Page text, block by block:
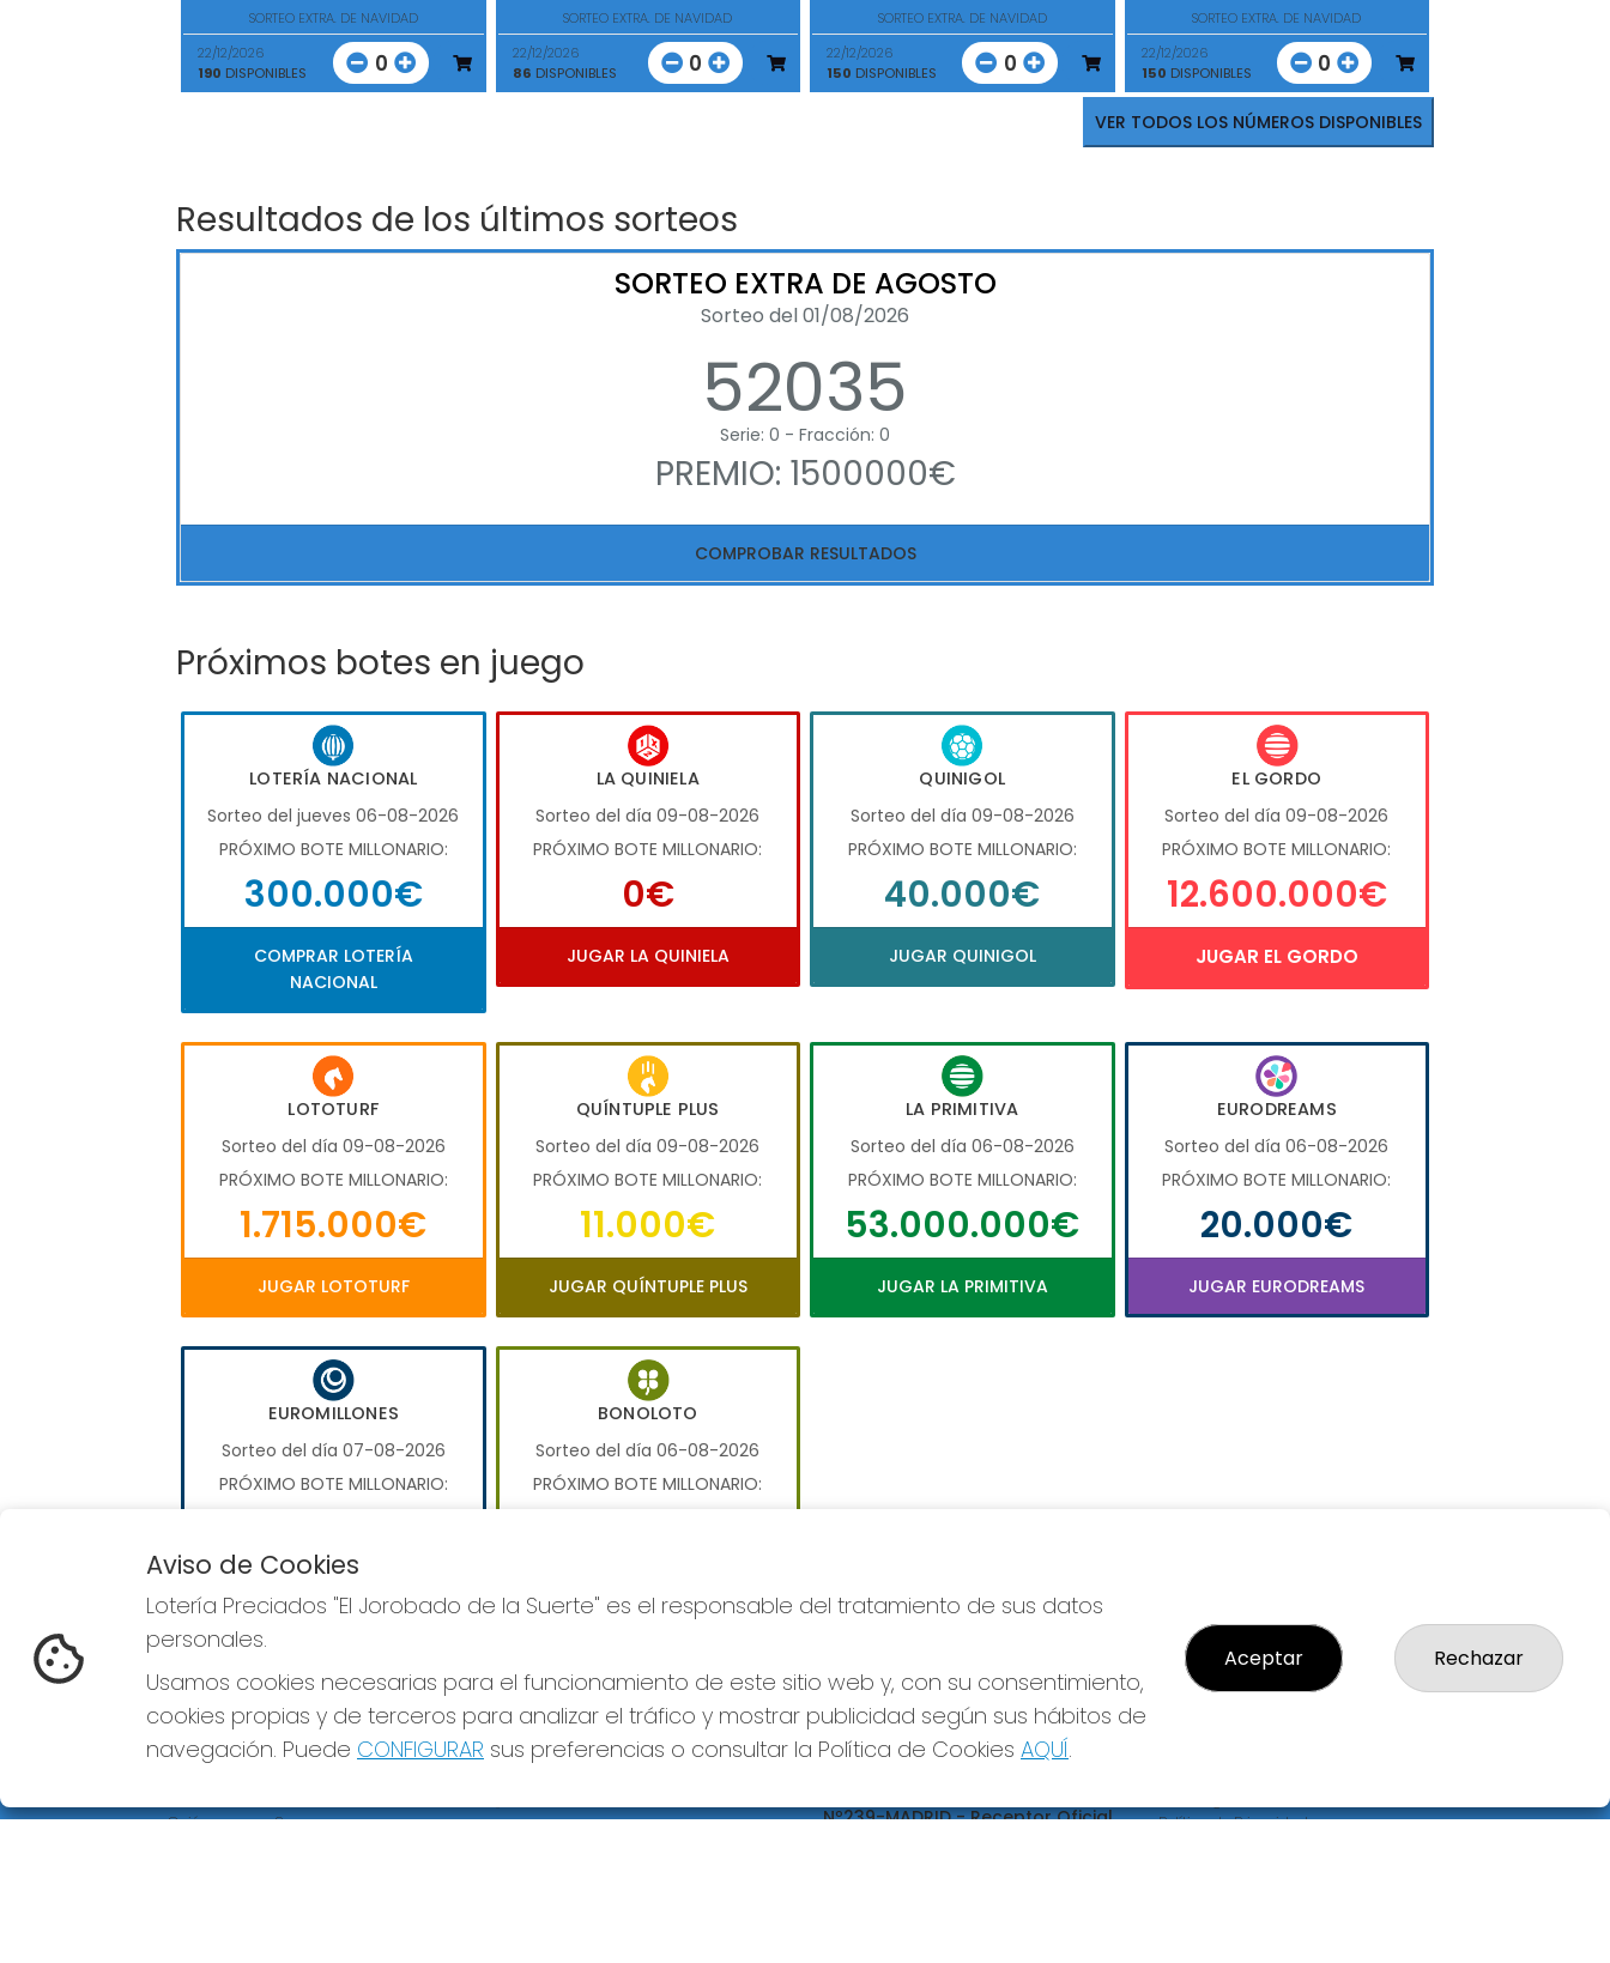
SORTEO EXTRA. DE NAVIDAD
22/12/2026
190 DISPONIBLES 0
SORTEO EXTRA. DE NAVIDAD
22/12/2026
86 DISPONIBLES 0
SORTEO EXTRA. DE NAVIDAD
22/12/2026
150 DISPONIBLES 0
SORTEO EXTRA. DE NAVIDAD
22/12/2026
150 DISPONIBLES 0
VER TODOS LOS NÚMEROS DISPONIBLES
Resultados de los últimos sorteos
SORTEO EXTRA DE AGOSTO
Sorteo del 01/08/2026
52035
Serie: 0 - Fracción: 0
PREMIO: 1500000€
COMPROBAR RESULTADOS
Próximos botes en juego
LOTERÍA NACIONAL
Sorteo del jueves 06-08-2026
PRÓXIMO BOTE MILLONARIO:
300.000€
COMPRAR LOTERÍA
NACIONAL
LA QUINIELA
Sorteo del día 09-08-2026
PRÓXIMO BOTE MILLONARIO:
0€
JUGAR LA QUINIELA
QUINIGOL
Sorteo del día 09-08-2026
PRÓXIMO BOTE MILLONARIO:
40.000€
JUGAR QUINIGOL
EL GORDO
Sorteo del día 09-08-2026
PRÓXIMO BOTE MILLONARIO:
12.600.000€
JUGAR EL GORDO
LOTOTURF
Sorteo del día 09-08-2026
PRÓXIMO BOTE MILLONARIO:
1.715.000€
JUGAR LOTOTURF
QUÍNTUPLE PLUS
Sorteo del día 09-08-2026
PRÓXIMO BOTE MILLONARIO:
11.000€
JUGAR QUÍNTUPLE PLUS
LA PRIMITIVA
Sorteo del día 06-08-2026
PRÓXIMO BOTE MILLONARIO:
53.000.000€
JUGAR LA PRIMITIVA
EURODREAMS
Sorteo del día 06-08-2026
PRÓXIMO BOTE MILLONARIO:
20.000€
JUGAR EURODREAMS
EUROMILLONES
Sorteo del día 07-08-2026
PRÓXIMO BOTE MILLONARIO:
JUGAR EUROMILLONES
BONOLOTO
Sorteo del día 06-08-2026
PRÓXIMO BOTE MILLONARIO:
JUGAR BONOLOTO
LOTERÍA PRECIADOS "EL
¿Quiénes somos?
REDES SOCIALES CONTACTO
Nº239-MADRID - Receptor Oficial
Política de Privacidad
Aviso de Cookies
Lotería Preciados "El Jorobado de la Suerte" es el responsable del tratamiento de sus datos
personales.
Usamos cookies necesarias para el funcionamiento de este sitio web y, con su consentimiento,
cookies propias y de terceros para analizar el tráfico y mostrar publicidad según sus hábitos de
navegación. Puede CONFIGURAR sus preferencias o consultar la Política de Cookies AQUÍ.
Aceptar Rechazar